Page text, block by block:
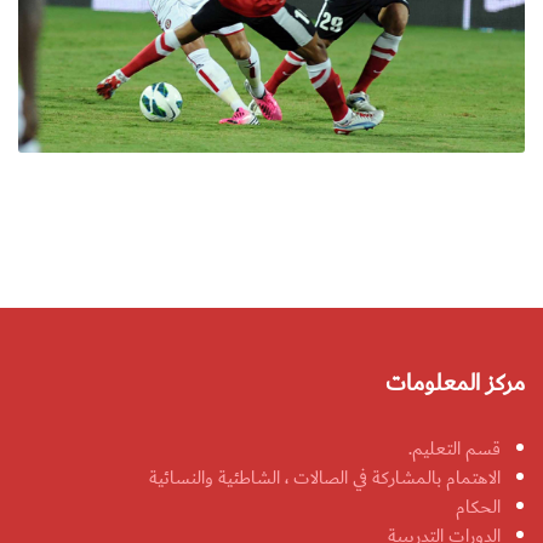
مركز المعلومات
قسم التعليم.
الاهتمام بالمشاركة في الصالات ، الشاطئية والنسائية
الحكام
الدورات التدريبية